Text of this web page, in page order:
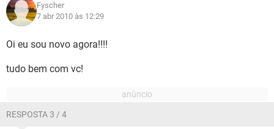
Fyscher
7 abr 2010 às 12:29
Oi eu sou novo agora!!!!
tudo bem com vc!
RESPOSTA 3 / 4